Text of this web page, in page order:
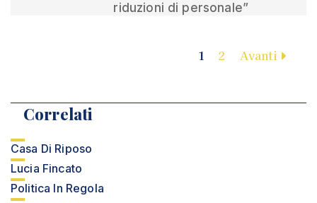
riduzioni di personale”
1 2 Avanti
Correlati
Casa Di Riposo
Lucia Fincato
Politica In Regola